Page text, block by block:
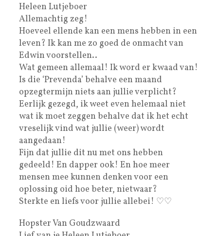
Heleen Lutjeboer
Allemachtig zeg!
Hoeveel ellende kan een mens hebben in een
leven? Ik kan me zo goed de onmacht van
Edwin voorstellen..
Wat gemeen allemaal! Ik word er kwaad van!
Is die ‘Prevenda’ behalve een maand
opzegtermijn niets aan jullie verplicht?
Eerlijk gezegd, ik weet even helemaal niet
wat ik moet zeggen behalve dat ik het echt
vreselijk vind wat jullie (weer) wordt
aangedaan!
Fijn dat jullie dit nu met ons hebben
gedeeld! En dapper ook! En hoe meer
mensen mee kunnen denken voor een
oplossing oid hoe beter, nietwaar?
Sterkte en liefs voor jullie allebei! ♡♡
Hopster Van Goudzwaard